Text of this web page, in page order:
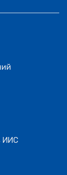
ИИС